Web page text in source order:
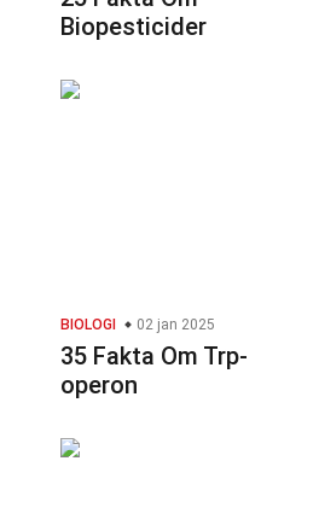
Biopesticider
BIOLOGI 02 jan 2025
35 Fakta Om Trp-
operon